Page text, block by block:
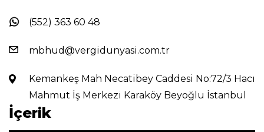
(552) 363 60 48
mbhud@vergidunyasi.com.tr
Kemankeş Mah Necatibey Caddesi No:72/3 Hacı
Mahmut İş Merkezi Karaköy Beyoğlu İstanbul
İçerik